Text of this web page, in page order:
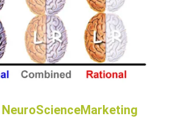
NeuroScienceMarketing